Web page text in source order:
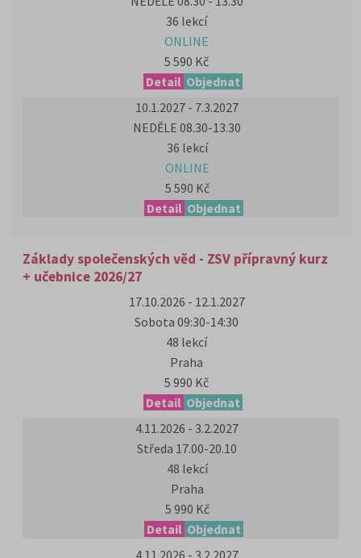
36 lekcí
ONLINE
5 590 Kč
Detail Objednat
10.1.2027 - 7.3.2027
NEDĚLE 08.30-13.30
36 lekcí
ONLINE
5 590 Kč
Detail Objednat
Základy společenských věd - ZSV přípravný kurz
+ učebnice 2026/27
17.10.2026 - 12.1.2027
Sobota 09:30-14:30
48 lekcí
Praha
5 990 Kč
Detail Objednat
4.11.2026 - 3.2.2027
Středa 17.00-20.10
48 lekcí
Praha
5 990 Kč
Detail Objednat
4.11.2026 - 3.2.2027